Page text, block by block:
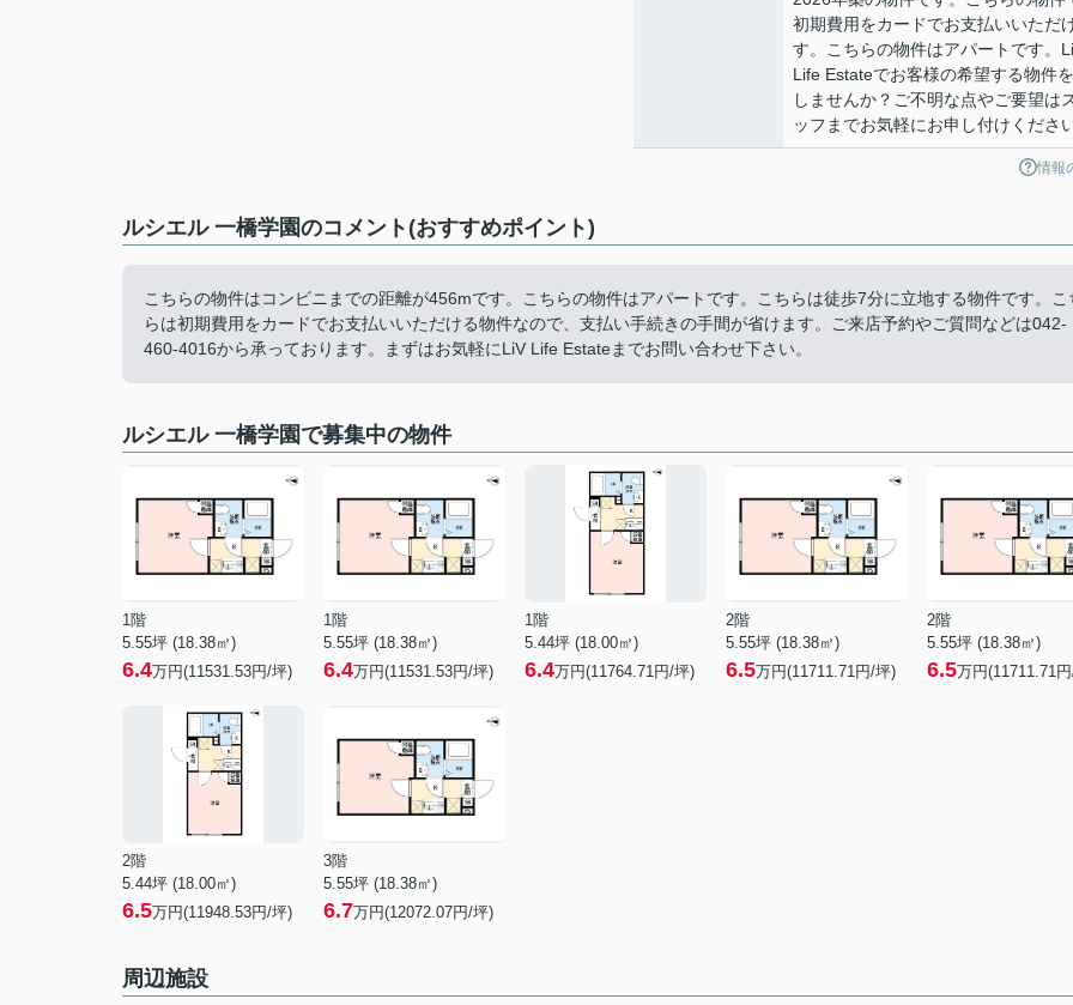
初期費用をカードでお支払いいただ
す。こちらの物件はアパートです。
Life Estateでお客様の希望する物件
しませんか？ご不明な点やご要望は
ッフまでお気軽にお申し付けください
情報
ルシエル 一橋学園のコメント(おすすめポイント)
こちらの物件はコンビニまでの距離が456mです。こちらの物件はアパートです。こちらは徒歩7分に立地する物件です。こ
らは初期費用をカードでお支払いいただける物件なので、支払い手続きの手間が省けます。ご来店予約やご質問などは042-
460-4016から承っております。まずはお気軽にLiV Life Estateまでお問い合わせ下さい。
ルシエル 一橋学園で募集中の物件
1階
5.55坪 (18.38㎡)
6.4万円(11531.53円/坪)
1階
5.55坪 (18.38㎡)
6.4万円(11531.53円/坪)
1階
5.44坪 (18.00㎡)
6.4万円(11764.71円/坪)
2階
5.55坪 (18.38㎡)
6.5万円(11711.71円/坪)
2階
5.55坪 (18.38㎡)
6.5万円(11711.71
2階
5.44坪 (18.00㎡)
6.5万円(11948.53円/坪)
3階
5.55坪 (18.38㎡)
6.7万円(12072.07円/坪)
周辺施設